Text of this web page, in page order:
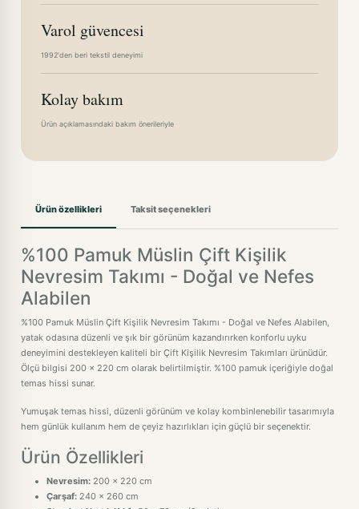
Varol güvencesi
1992'den beri tekstil deneyimi
Kolay bakım
Ürün açıklamasındaki bakım önerileriyle
Ürün özellikleri Taksit seçenekleri
%100 Pamuk Müslin Çift Kişilik
Nevresim Takımı - Doğal ve Nefes
Alabilen
%100 Pamuk Müslin Çift Kişilik Nevresim Takımı - Doğal ve Nefes Alabilen,
yatak odasına düzenli ve şık bir görünüm kazandırırken konforlu uyku
deneyimini destekleyen kaliteli bir Çift Kişilik Nevresim Takımları ürünüdür.
Ölçü bilgisi 200 x 220 cm olarak belirtilmiştir. %100 pamuk içeriğiyle doğal
temas hissi sunar.
Yumuşak temas hissi, düzenli görünüm ve kolay kombinlenebilir tasarımıyla
hem günlük kullanım hem de çeyiz hazırlıkları için güçlü bir seçenektir.
Ürün Özellikleri
Nevresim: 200 x 220 cm
Çarşaf: 240 x 260 cm